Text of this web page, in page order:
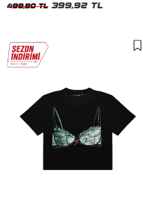
499,90 TL 399,92 TL